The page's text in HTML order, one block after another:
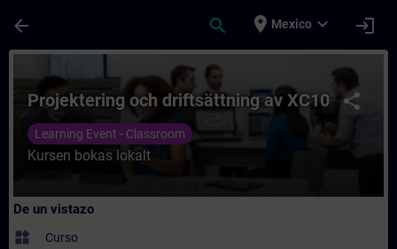
arrow_back search place Mexico expand_more login
Curso - Projektering och driftsättning av
share
Projektering och driftsättning av XC10
Learning Event - Classroom
Kursen bokas lokalt
De un vistazo
widgets Curso